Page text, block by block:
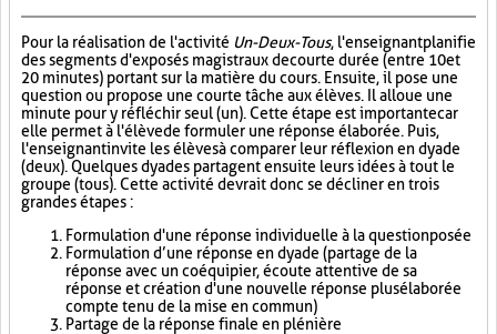
Pour la réalisation de l'activité Un-Deux-Tous, l'enseignant planifie
des segments d'exposés magistraux de courte durée (entre 10 et
20 minutes) portant sur la matière du cours. Ensuite, il pose une
question ou propose une courte tâche aux élèves. Il alloue une
minute pour y réfléchir seul (un). Cette étape est importante car
elle permet à l'élève de formuler une réponse élaborée. Puis,
l'enseignant invite les élèves à comparer leur réflexion en dyade
(deux). Quelques dyades partagent ensuite leurs idées à tout le
groupe (tous). Cette activité devrait donc se décliner en trois
grandes étapes :
Formulation d'une réponse individuelle à la question posée
Formulation d’une réponse en dyade (partage de la
réponse avec un coéquipier, écoute attentive de sa
réponse et création d'une nouvelle réponse plus élaborée
compte tenu de la mise en commun)
Partage de la réponse finale en plénière